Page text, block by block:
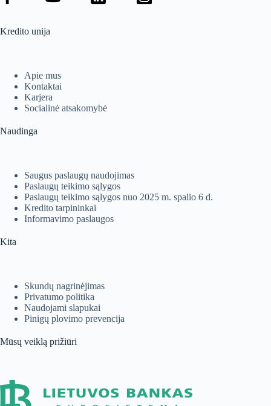
Kredito unija
Apie mus
Kontaktai
Karjera
Socialinė atsakomybė
Naudinga
Saugus paslaugų naudojimas
Paslaugų teikimo sąlygos
Paslaugų teikimo sąlygos nuo 2025 m. spalio 6 d.
Kredito tarpininkai
Informavimo paslaugos
Kita
Skundų nagrinėjimas
Privatumo politika
Naudojami slapukai
Pinigų plovimo prevencija
Mūsų veiklą prižiūri